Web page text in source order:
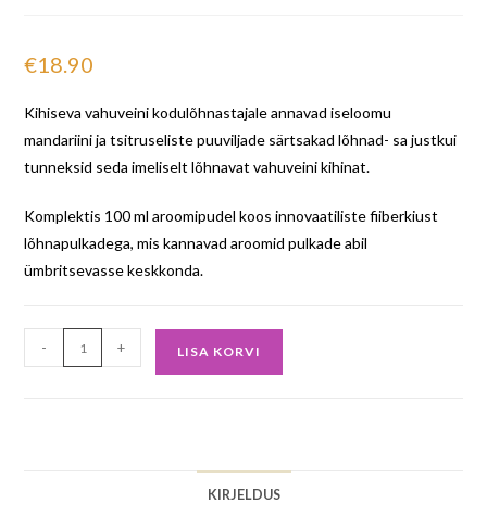
€18.90
Kihiseva vahuveini kodulõhnastajale annavad iseloomu
mandariini ja tsitruseliste puuviljade särtsakad lõhnad- sa justkui
tunneksid seda imeliselt lõhnavat vahuveini kihinat.
Komplektis 100 ml aroomipudel koos innovaatiliste fiiberkiust
lõhnapulkadega, mis kannavad aroomid pulkade abil
ümbritsevasse keskkonda.
- + LISA KORVI
KIRJELDUS